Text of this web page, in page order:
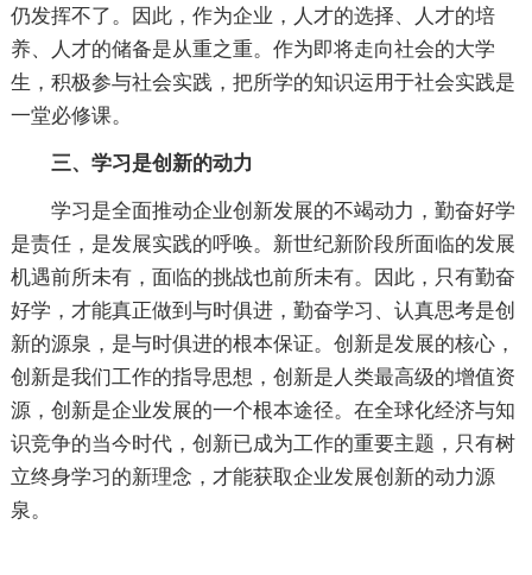
仍发挥不了。因此，作为企业，人才的选择、人才的培
养、人才的储备是从重之重。作为即将走向社会的大学
生，积极参与社会实践，把所学的知识运用于社会实践是
一堂必修课。
三、学习是创新的动力
学习是全面推动企业创新发展的不竭动力，勤奋好学
是责任，是发展实践的呼唤。新世纪新阶段所面临的发展
机遇前所未有，面临的挑战也前所未有。因此，只有勤奋
好学，才能真正做到与时俱进，勤奋学习、认真思考是创
新的源泉，是与时俱进的根本保证。创新是发展的核心，
创新是我们工作的指导思想，创新是人类最高级的增值资
源，创新是企业发展的一个根本途径。在全球化经济与知
识竞争的当今时代，创新已成为工作的重要主题，只有树
立终身学习的新理念，才能获取企业发展创新的动力源
泉。